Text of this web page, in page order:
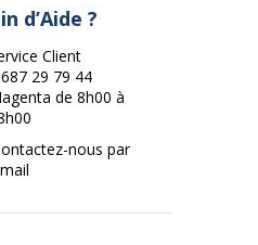
d’Aide ?
Client
29 79 44
de 8h00 à
nous par